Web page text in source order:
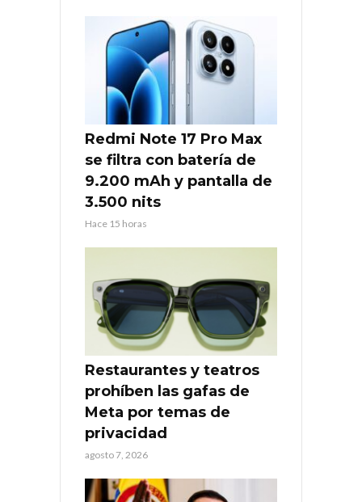
Redmi Note 17 Pro Max
se filtra con batería de
9.200 mAh y pantalla de
3.500 nits
Hace 15 horas
Restaurantes y teatros
prohíben las gafas de
Meta por temas de
privacidad
agosto 7, 2026